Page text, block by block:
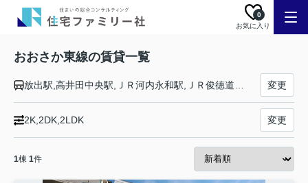
お気に入り
0
おおさか東線の賃貸一覧
変更
2K,2DK,2LDK 変更
1棟 1件